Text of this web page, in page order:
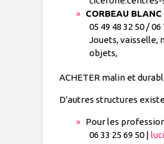
CORBEAU BLANC
05 49 48 32 50 / 06
Jouets, vaisselle,
objets,
ACHETER malin et
D'autres structures
Pour les
06 33 25 69 50 |